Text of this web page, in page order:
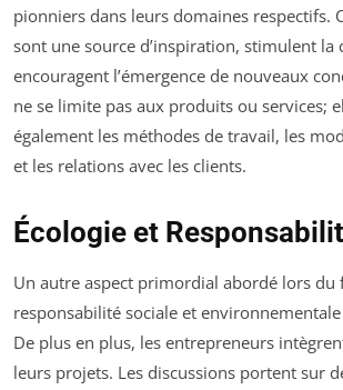
pionniers dans leurs domaines respectifs.
sont une source d’inspiration, stimulent la
encouragent l’émergence de nouveaux
ne se limite pas aux produits ou services;
également les méthodes de travail, les
et les relations avec les clients.
Écologie et
Un autre aspect primordial abordé lors du
responsabilité sociale et
De plus en plus, les entrepreneurs
leurs projets. Les discussions portent sur